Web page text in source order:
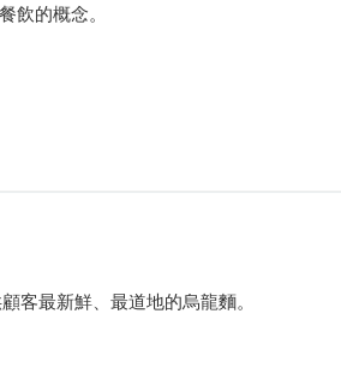
飲的概念。
客最新鮮、最道地的烏龍麵。